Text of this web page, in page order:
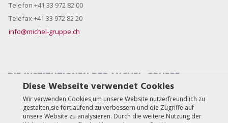
Telefon +41 33 972 82 00
Telefax +41 33 972 82 20
info@michel-gruppe.ch
DIE INSTITUTIONEN DER MICHEL-GRUPPE
Diese Webseite verwendet Cookies
Wir verwenden Cookies,um unsere Website nutzerfreundlich zu
gestalten,sie fortlaufend zu verbessern und die Zugriffe auf
unsere Website zu analysieren. Durch die weitere Nutzung der